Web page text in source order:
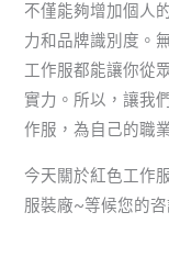
不僅能夠增加個人
力和品牌識別度。
工作服都能讓你從
實力。所以，讓我
作服，為自己的職
今天關於紅色工作
服裝廠~等候您的